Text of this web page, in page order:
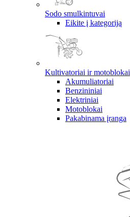
Sodo smulkintuvai
Eikite į kategoriją
Kultivatoriai ir motoblokai
Akumuliatoriai
Benzininiai
Elektriniai
Motoblokai
Pakabinama įranga